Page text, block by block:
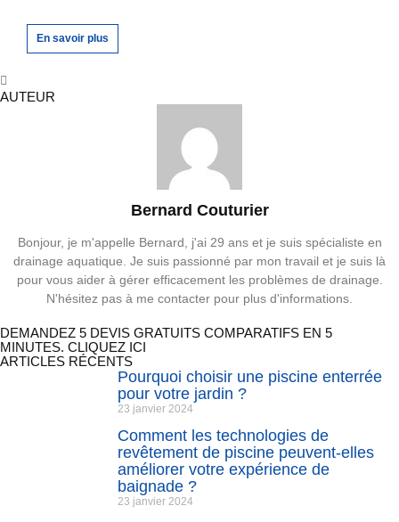
En savoir plus
AUTEUR
Bernard Couturier
Bonjour, je m'appelle Bernard, j'ai 29 ans et je suis spécialiste en
drainage aquatique. Je suis passionné par mon travail et je suis là
pour vous aider à gérer efficacement les problèmes de drainage.
N'hésitez pas à me contacter pour plus d'informations.
DEMANDEZ 5 DEVIS GRATUITS COMPARATIFS EN 5
MINUTES. CLIQUEZ ICI
ARTICLES RÉCENTS
Pourquoi choisir une piscine enterrée
pour votre jardin ?
23 janvier 2024
Comment les technologies de
revêtement de piscine peuvent-elles
améliorer votre expérience de
baignade ?
23 janvier 2024